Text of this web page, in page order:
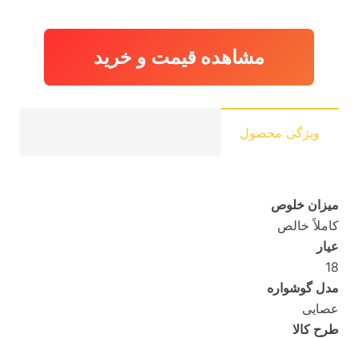
مشاهده قیمت و خرید
ویژگی محصول
میزان خلوص
کاملاً خالص
عیار
18
مدل گوشواره
عصایی
طرح کالا